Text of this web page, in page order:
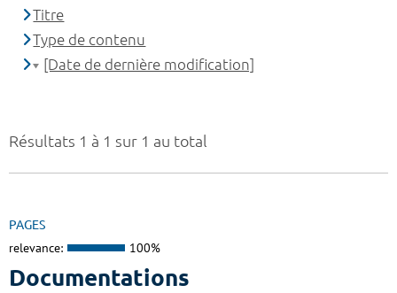
Résultats 1 à 1 sur 1 au total
PAGES
relevance: 100%
Documentations
Titre
Type de contenu
[Date de dernière modification]